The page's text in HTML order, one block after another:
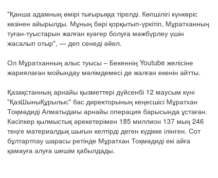
"Қанша адамның өмірі тығырыққа тірелді. Көпшілігі күнкөріс
көзінен айырылды. Мұның бәрі қорқытып-үркітіп, Мұратханның
туған-туыстарын жалған куәгер болуға мәжбүрлеу үшін
жасалып отыр", — деп сенеді әйел.
Ол Мұратханның алыс туысы – Бекеннің Youtube желісіне
жариялаған мойындау мәлімдемесі де жалған екенін айтты.
Қазақстанның арнайы қызметтері дүйсенбі 12 маусым күні
"ҚазШыныҚұрылыс" бас директорының кеңесшісі Мұратхан
Тоқмәдиді Алматыдағы арнайы операция барысында ұстаған.
Кәсіпкер қылмыстық әрекетерімен 185 миллион 137 мың 246
теңге материалдық шығын келтірді деген күдікке ілінген. Сот
бұлтартпау шарасы ретінде Мұратхан Тоқмәдиді екі айға
қамауға алуға шешім қабылдады.